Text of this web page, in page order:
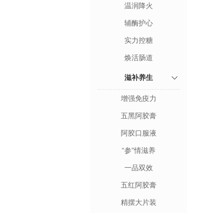
温润降火
辅酶护心
实力控糖
焕活肠道
滋补养生
增强免疫力
五黑阿胶膏
阿胶口服液
“参”情滋养
一品双效
五红阿胶膏
精摆大片装